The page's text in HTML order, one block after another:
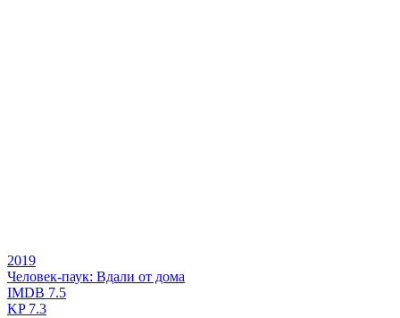
2019
Человек-паук: Вдали от дома
IMDB 7.5
KP7.3